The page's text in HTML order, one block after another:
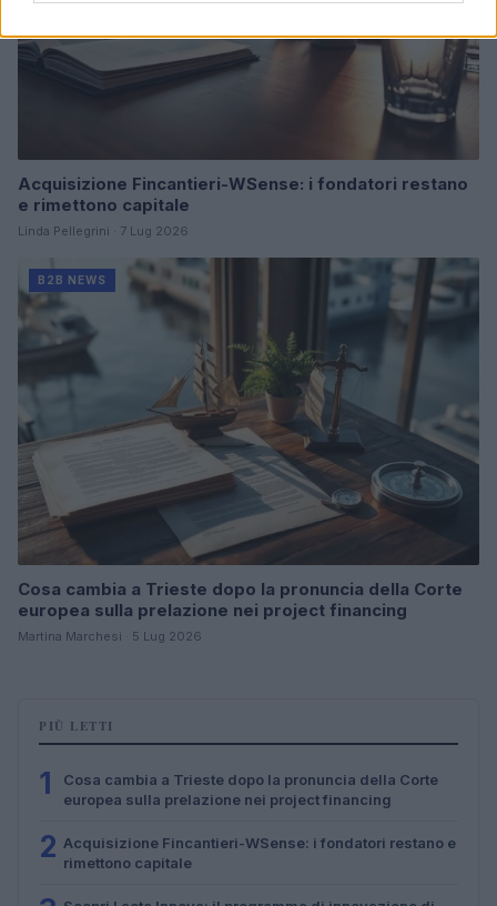
Acquisizione Fincantieri-WSense: i fondatori restano
e rimettono capitale
Linda Pellegrini · 7 Lug 2026
B2B NEWS
Cosa cambia a Trieste dopo la pronuncia della Corte
europea sulla prelazione nei project financing
Martina Marchesi · 5 Lug 2026
PIÙ LETTI
1
Cosa cambia a Trieste dopo la pronuncia della Corte
europea sulla prelazione nei project financing
2 Acquisizione Fincantieri-WSense: i fondatori restano e
rimettono capitale